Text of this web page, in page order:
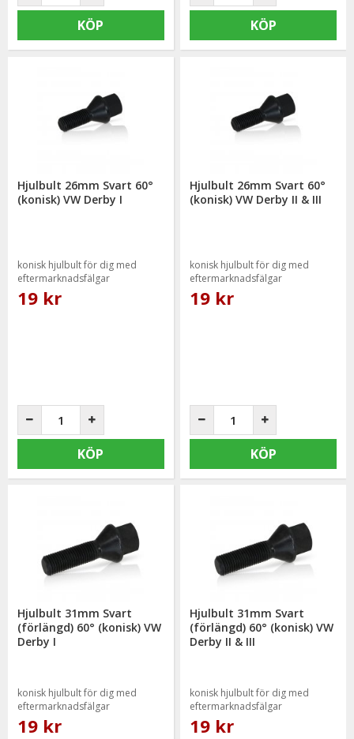
KÖP KÖP
Hjulbult 26mm Svart 60°
(konisk) VW Derby I
konisk hjulbult för dig med
eftermarknadsfälgar
19 kr
KÖP
Hjulbult 26mm Svart 60°
(konisk) VW Derby II & III
konisk hjulbult för dig med
eftermarknadsfälgar
19 kr
KÖP
Hjulbult 31mm Svart
(förlängd) 60° (konisk) VW
Derby I
konisk hjulbult för dig med
eftermarknadsfälgar
19 kr
Hjulbult 31mm Svart
(förlängd) 60° (konisk) VW
Derby II & III
konisk hjulbult för dig med
eftermarknadsfälgar
19 kr